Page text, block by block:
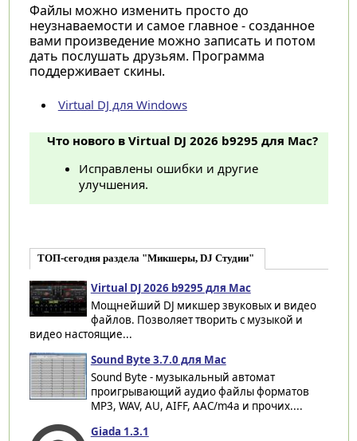
Файлы можно изменить просто до
неузнаваемости и самое главное - созданное
вами произведение можно записать и потом
дать послушать друзьям. Программа
поддерживает скины.
Virtual DJ для Windows
Что нового в Virtual DJ 2026 b9295 для Mac?
Исправлены ошибки и другие
улучшения.
ТОП-сегодня раздела "Микшеры, DJ Студии"
Virtual DJ 2026 b9295 для Mac
Мощнейший DJ микшер звуковых и видео
файлов. Позволяет творить с музыкой и
видео настоящие...
Sound Byte 3.7.0 для Mac
Sound Byte - музыкальный автомат
проигрывающий аудио файлы форматов
MP3, WAV, AU, AIFF, AAC/m4a и прочих....
Giada 1.3.1